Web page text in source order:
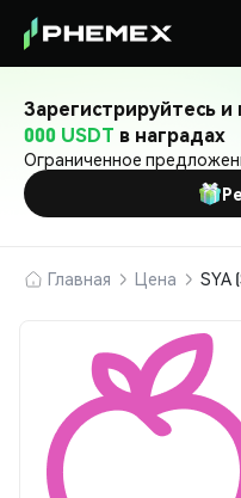
Зарегистрируйтесь и
000 USDT в наградах
Ограниченное
Главная Цена SYA